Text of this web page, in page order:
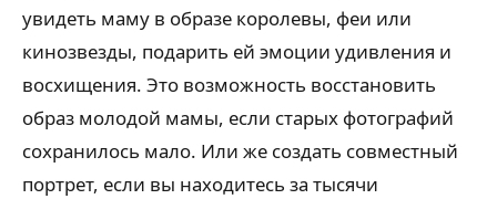
увидеть маму в образе королевы, феи или
кинозвезды, подарить ей эмоции удивления и
восхищения. Это возможность восстановить
образ молодой мамы, если старых фотографий
сохранилось мало. Или же создать совместный
портрет, если вы находитесь за тысячи